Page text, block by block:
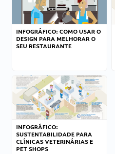
INFOGRÁFICO: COMO USAR O
DESIGN PARA MELHORAR O
SEU RESTAURANTE
INFOGRÁFICO:
SUSTENTABILIDADE PARA
CLÍNICAS VETERINÁRIAS E
PET SHOPS